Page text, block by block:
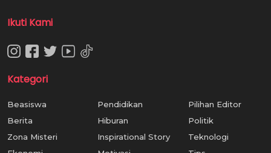
Ikuti Kami
Kategori
Beasiswa
Berita
Zona Misteri
Pendidikan
Hiburan
Inspirational Story
Pilihan Editor
Politik
Teknologi